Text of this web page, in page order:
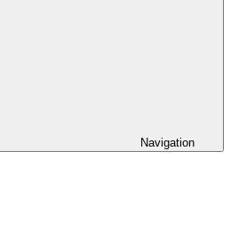
Navigation